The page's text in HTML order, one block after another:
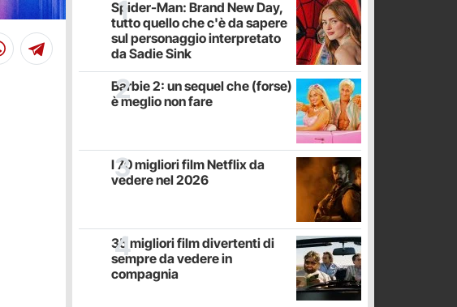
Spider-Man: Brand New Day,
tutto quello che c'è da sapere
sul personaggio interpretato
da Sadie Sink
Barbie 2: un sequel che (forse)
è meglio non fare
I 70 migliori film Netflix da
vedere nel 2026
35 migliori film divertenti di
sempre da vedere in
compagnia